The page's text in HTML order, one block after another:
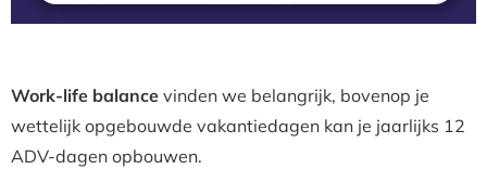
Work-life balance vinden we belangrijk, bovenop je
wettelijk opgebouwde vakantiedagen kan je jaarlijks 12
ADV-dagen opbouwen.